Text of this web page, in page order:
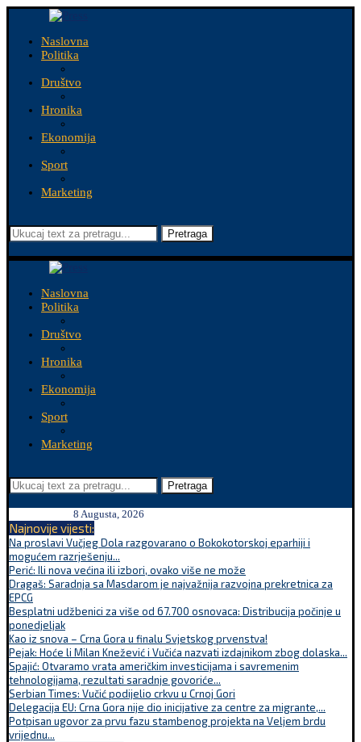
Naslovna
Politika
Društvo
Hronika
Ekonomija
Sport
Marketing
Pretraga
Naslovna
Politika
Društvo
Hronika
Ekonomija
Sport
Marketing
Pretraga
8 Augusta, 2026
Najnovije vijesti:
Na proslavi Vučjeg Dola razgovarano o Bokokotorskoj eparhiji i
mogućem razrješenju...
Perić: Ili nova većina ili izbori, ovako više ne može
Dragaš: Saradnja sa Masdarom je najvažnija razvojna prekretnica za
EPCG
Besplatni udžbenici za više od 67.700 osnovaca: Distribucija počinje u
ponedjeljak
Kao iz snova – Crna Gora u finalu Svjetskog prvenstva!
Pejak: Hoće li Milan Knežević i Vučića nazvati izdajnikom zbog dolaska...
Spajić: Otvaramo vrata američkim investicijama i savremenim
tehnologijama, rezultati saradnje govoriće...
Serbian Times: Vučić podijelio crkvu u Crnoj Gori
Delegacija EU: Crna Gora nije dio inicijative za centre za migrante,...
Potpisan ugovor za prvu fazu stambenog projekta na Veljem brdu
vrijednu...